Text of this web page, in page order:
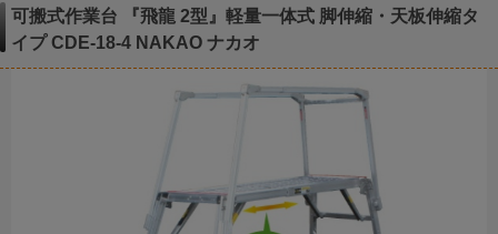
可搬式作業台 『飛龍 2型』軽量一体式 脚伸縮・天板伸縮タ
イプ CDE-18-4 NAKAO ナカオ